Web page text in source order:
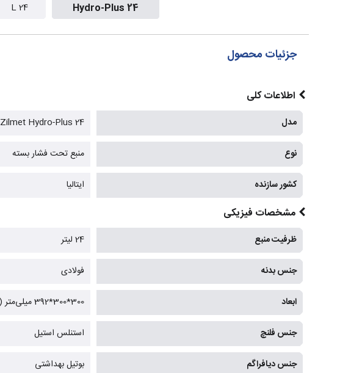
Hydro-Plus 24
24 L
جزئیات محصول
اطلاعات کلی
مدل Zilmet Hydro-Plus 24
نوع منبع تحت فشار بسته
کشور سازنده ایتالیا
مشخصات فیزیکی
ظرفیت منبع 24 لیتر
جنس بدنه فولادی
ابعاد 300*300*392 میلی‌متر (طول*عرض*ارتفاع)
جنس فلنچ استنلس استیل
جنس دیافراگم بوتیل بهداشتی